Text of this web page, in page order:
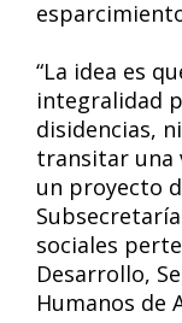
“La idea es
integralidad
disidencias,
transitar una
un proyecto
sociales
Desarrollo,
Humanos de